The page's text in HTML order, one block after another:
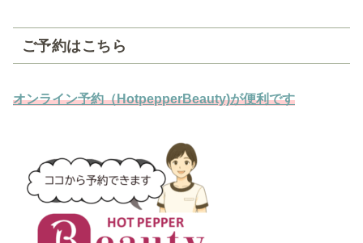
ご予約はこちら
オンライン予約（HotpepperBeauty)が便利です